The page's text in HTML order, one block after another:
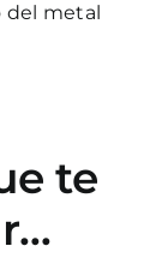
del metal
te